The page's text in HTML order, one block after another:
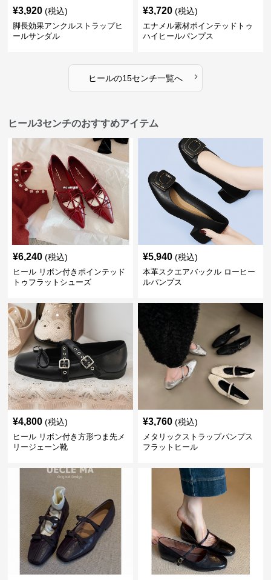
¥3,920 (税込)
脚長効果アンクルストラップヒ
ールサンダル
¥3,720 (税込)
エナメル素材ポインテッドトゥ
ハイヒールパンプス
ヒールの15センチ一覧へ ›
ヒール3センチのおすすめアイテム
¥6,240 (税込)
ヒール リボン付きポインテッド
トゥフラットシューズ
¥5,940 (税込)
本革スクエアバックル ローヒー
ルパンプス
¥4,800 (税込)
ヒール リボン付き方形つま先メ
リージェーン靴
¥3,760 (税込)
メタリックストラップパンプス
フラットヒール